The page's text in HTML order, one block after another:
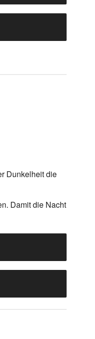
Dunkelheit die
Damit die Nacht